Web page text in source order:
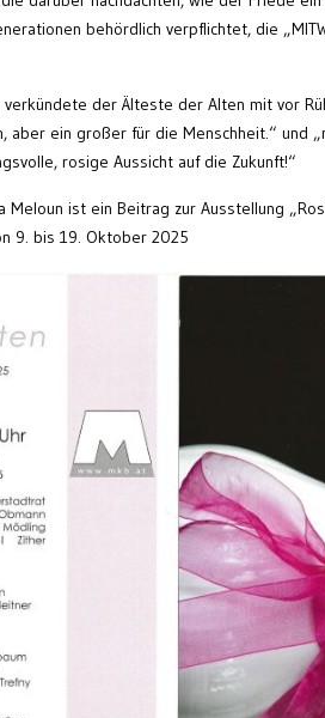
behördlich verpflichtet, die
der Älteste der Alten mit vor
aber ein großer für die Menschheit.“ und
rosige Aussicht auf die Zukunft!“
Meloun ist ein Beitrag zur Ausstellung
9. bis 19. Oktober 2025